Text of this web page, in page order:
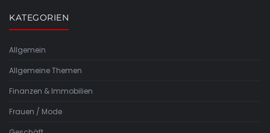
KATEGORIEN
Allgemein
Allgemeine Themen
Finanzen & Immobilien
Frauen / Mode